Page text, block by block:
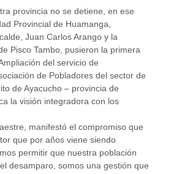
provincia no se detiene, en ese
Provincial de Huamanga,
Juan Carlos Arango y la
Pisco Tambo, pusieron la primera
del servicio de
de Pobladores del sector de
de Ayacucho – provincia de
la visión integradora con los
manifestó el compromiso que
que por años viene siendo
permitir que nuestra población
desamparo, somos una gestión que